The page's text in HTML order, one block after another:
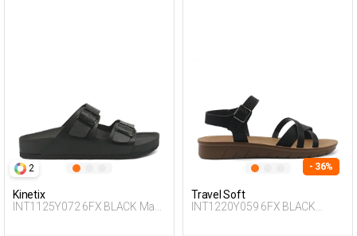
2
Kinetix
INT1125Y072 6FX BLACK Man
- 36%
Travel Soft
INT1220Y059 6FX BLACK